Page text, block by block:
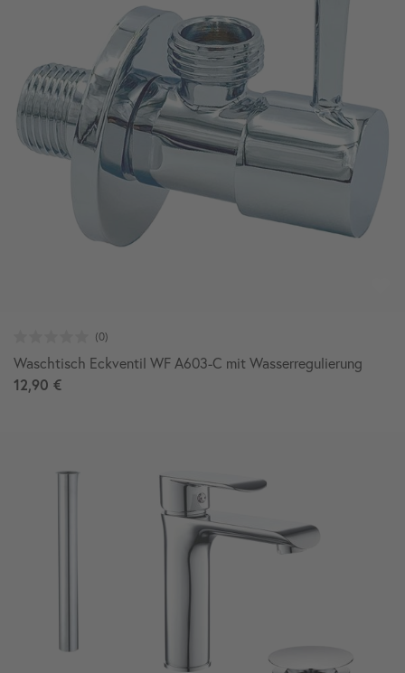
Waschtisch Eckventil WF A603-C mit Wasserregulierung
12,90 €